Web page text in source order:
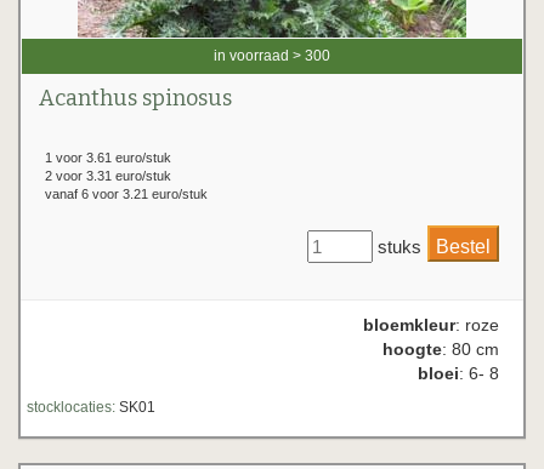
in voorraad > 300
Acanthus spinosus
1 voor 3.61 euro/stuk
2 voor 3.31 euro/stuk
vanaf 6 voor 3.21 euro/stuk
stuks
bloemkleur: roze
hoogte: 80 cm
bloei: 6- 8
stocklocaties: SK01